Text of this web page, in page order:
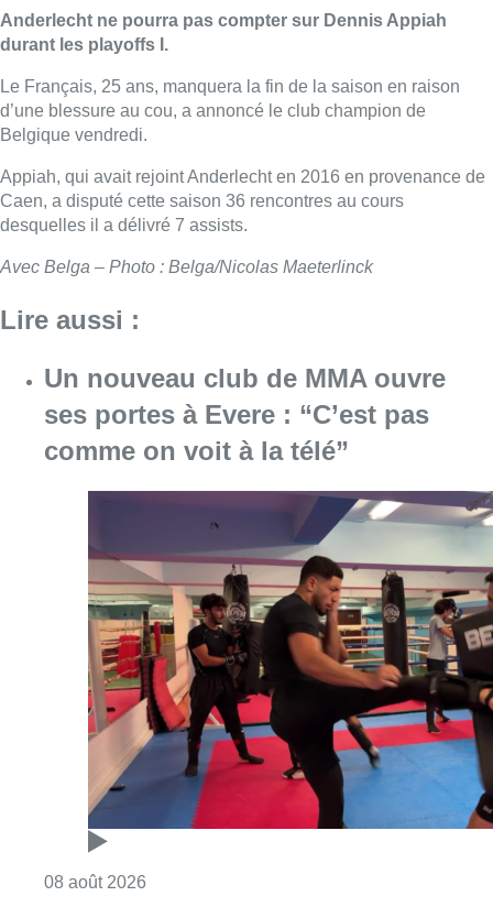
Anderlecht ne pourra pas compter sur Dennis Appiah
durant les playoffs I.
Le Français, 25 ans, manquera la fin de la saison en raison
d’une blessure au cou, a annoncé le club champion de
Belgique vendredi.
Appiah, qui avait rejoint Anderlecht en 2016 en provenance de
Caen, a disputé cette saison 36 rencontres au cours
desquelles il a délivré 7 assists.
Avec Belga – Photo : Belga/Nicolas Maeterlinck
Lire aussi :
Un nouveau club de MMA ouvre
ses portes à Evere : “C’est pas
comme on voit à la télé”
08 août 2026